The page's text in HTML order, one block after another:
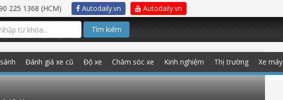
225 1368 (HCM) Autodaily.vn Autodaily.vn
Tìm kiếm
Đánh giá xe cũ Độ xe Chăm sóc xe Kinh nghiệm Thị trường Xe máy
ROBINSON – NGƯỜI NẶNG LÒNG VỚI